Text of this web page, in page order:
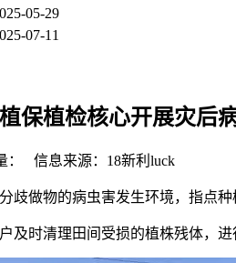
05-29
07-11
保植检核心开展灾后
信息来源：18新利luck
做物的病虫害发生环境，指点种
时清理田间受损的植株残体，进